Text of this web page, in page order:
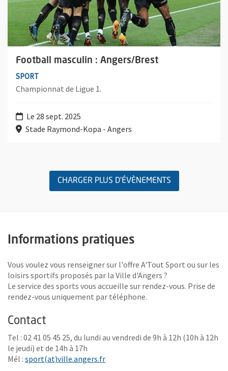
Football masculin : Angers/Brest
SPORT
Championnat de Ligue 1.
Le 28 sept. 2025
Stade Raymond-Kopa - Angers
CHARGER PLUS D'ÉVÈNEMENTS
Informations pratiques
Vous voulez vous renseigner sur l'offre A'Tout Sport ou sur les
loisirs sportifs proposés par la Ville d'Angers ?
Le service des sports vous accueille sur rendez-vous. Prise de
rendez-vous uniquement par téléphone.
Contact
Tel : 02 41 05 45 25, du lundi au vendredi de 9h à 12h (10h à 12h
le jeudi) et de 14h à 17h
Mél : sport(at)ville.angers.fr, Ouvre une nouvelle fenêtre